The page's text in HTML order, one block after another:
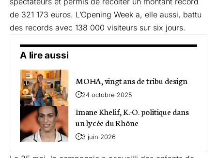
de 321 173 euros. L’Opening Week a, elle aussi, battu
des records avec 138 000 visiteurs sur six jours.
A lire aussi
MOHA, vingt ans de tribu design
24 octobre 2025
Imane Khelif, K.-O. politique dans
un lycée du Rhône
3 juin 2026